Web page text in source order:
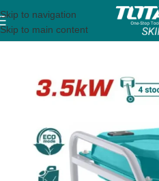
Skip to navigation
Skip to main content